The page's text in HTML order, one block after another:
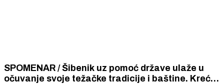
SPOMENAR / Šibenik uz pomoć države ulaže u
očuvanje svoje težačke tradicije i baštine. Kreće